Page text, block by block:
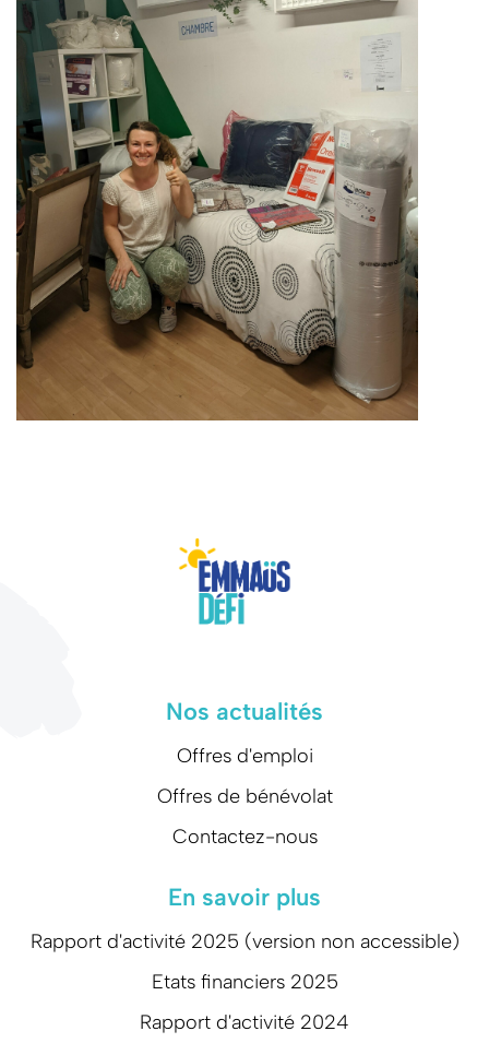
Nos actualités
Offres d'emploi
Offres de bénévolat
Contactez-nous
En savoir plus
Rapport d'activité 2025 (version non accessible)
Etats financiers 2025
Rapport d'activité 2024